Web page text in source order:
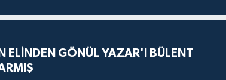
ELİNDEN GÖNÜL YAZAR'I BÜLENT